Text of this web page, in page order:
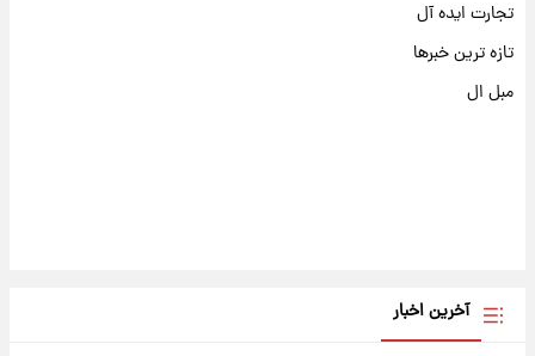
تجارت ایده آل
تازه ترین خبرها
مبل ال
آخرین اخبار